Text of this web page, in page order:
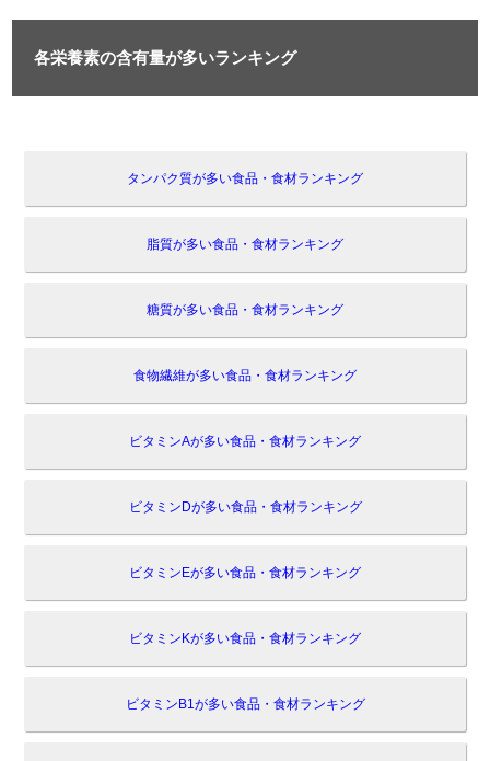
各栄養素の含有量が多いランキング
タンパク質が多い食品・食材ランキング
脂質が多い食品・食材ランキング
糖質が多い食品・食材ランキング
食物繊維が多い食品・食材ランキング
ビタミンAが多い食品・食材ランキング
ビタミンDが多い食品・食材ランキング
ビタミンEが多い食品・食材ランキング
ビタミンKが多い食品・食材ランキング
ビタミンB1が多い食品・食材ランキング